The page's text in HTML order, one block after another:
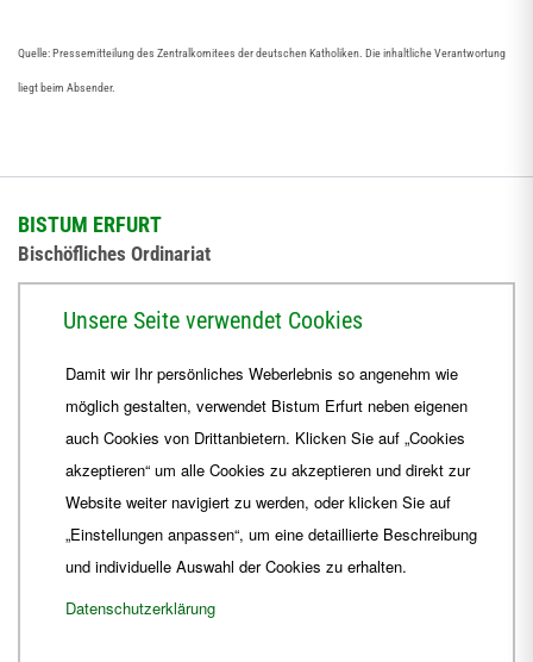
Quelle: Pressemitteilung des Zentralkomitees der deutschen Katholiken. Die inhaltliche Verantwortung
liegt beim Absender.
BISTUM ERFURT
Bischöfliches Ordinariat
+49 361 6572-444
ordinariat Bistum-Erfurt.de
Unsere Seite verwendet Cookies
Damit wir Ihr persönliches Weberlebnis so angenehm wie
möglich gestalten, verwendet Bistum Erfurt neben eigenen
auch Cookies von Drittanbietern. Klicken Sie auf „Cookies
akzeptieren“ um alle Cookies zu akzeptieren und direkt zur
Website weiter navigiert zu werden, oder klicken Sie auf
„Einstellungen anpassen“, um eine detaillierte Beschreibung
und individuelle Auswahl der Cookies zu erhalten.
Datenschutzerklärung